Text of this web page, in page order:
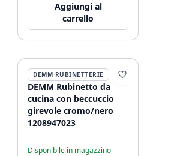
Aggiungi al
carrello
DEMM RUBINETTERIE
DEMM Rubinetto da
cucina con beccuccio
girevole cromo/nero
1208947023
Disponibile in magazzino